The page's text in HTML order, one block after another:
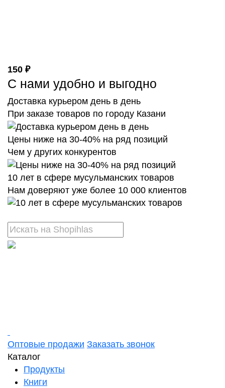
150 ₽
С нами удобно и выгодно
Доставка курьером день в день
При заказе товаров по городу Казани
Цены ниже на 30-40% на ряд позиций
Чем у других конкурентов
10 лет в сфере мусульманских товаров
Нам доверяют уже более 10 000 клиентов
Оптовые продажи Заказать звонок
Каталог
Продукты
Книги